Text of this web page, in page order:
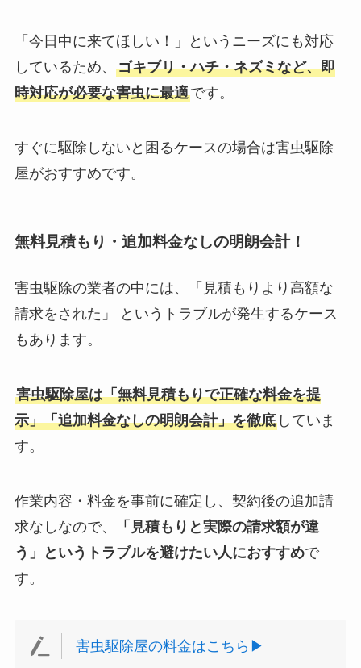
「今日中に来てほしい！」というニーズにも対応
しているため、 ゴキブリ・ハチ・ネズミなど、即
時対応が必要な害虫に最適です。
すぐに駆除しないと困るケースの場合は害虫駆除
屋がおすすめです。
無料見積もり・追加料金なしの明朗会計！
害虫駆除の業者の中には、「見積もりより高額な
請求をされた」 というトラブルが発生するケース
もあります。
害虫駆除屋は「無料見積もりで正確な料金を提
示」「追加料金なしの明朗会計」を徹底していま
す。
作業内容・料金を事前に確定し、契約後の追加請
求なしなので、
「見積もりと実際の請求額が違
う」というトラブルを避けたい人におすすめで
す。
害虫駆除屋の料金はこちら▶︎